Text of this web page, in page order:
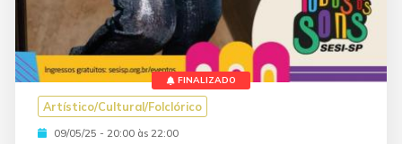
Artístico/Cultural/Folclórico
FINALIZADO
09/05/25 - 20:00 às 22:00